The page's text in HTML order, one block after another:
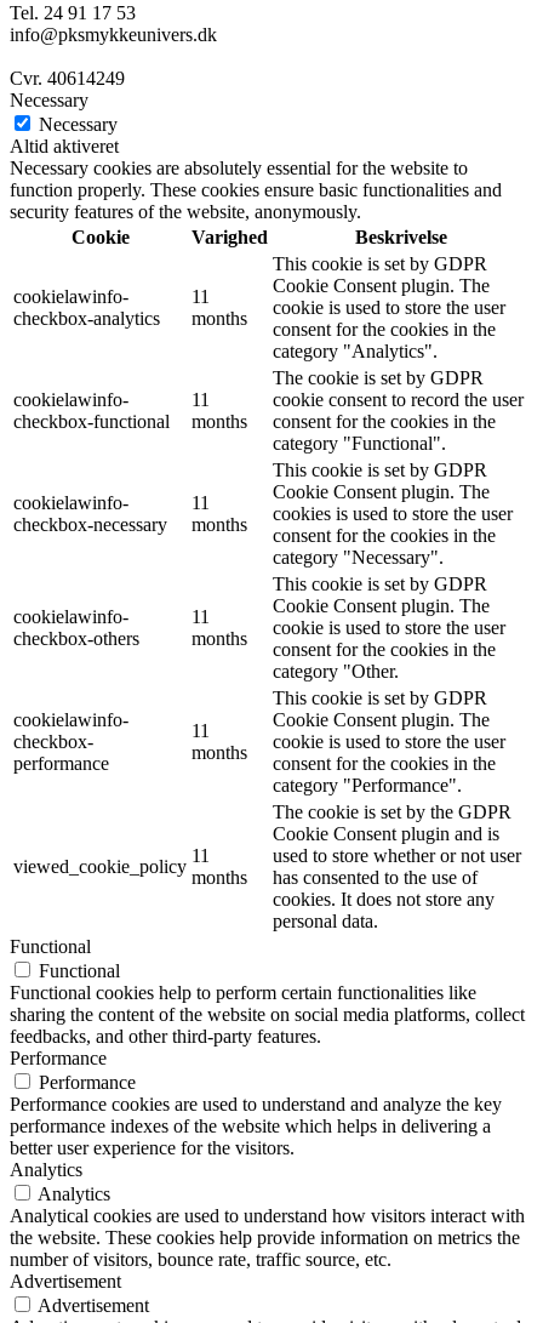
Tel. 24 91 17 53
info@pksmykkeunivers.dk
Cvr. 40614249
Necessary
Necessary
Altid aktiveret
Necessary cookies are absolutely essential for the website to
function properly. These cookies ensure basic functionalities and
security features of the website, anonymously.
Cookie
Varighed Beskrivelse
cookielawinfo-
checkbox-analytics
11
months
This cookie is set by GDPR
Cookie Consent plugin. The
cookie is used to store the user
consent for the cookies in the
category "Analytics".
cookielawinfo-
checkbox-functional
11
months
The cookie is set by GDPR
cookie consent to record the user
consent for the cookies in the
category "Functional".
cookielawinfo-
checkbox-necessary
11
months
This cookie is set by GDPR
Cookie Consent plugin. The
cookies is used to store the user
consent for the cookies in the
category "Necessary".
cookielawinfo-
checkbox-others
11
months
This cookie is set by GDPR
Cookie Consent plugin. The
cookie is used to store the user
consent for the cookies in the
category "Other.
cookielawinfo-
checkbox-
performance
11
months
This cookie is set by GDPR
Cookie Consent plugin. The
cookie is used to store the user
consent for the cookies in the
category "Performance".
viewed_cookie_policy
11
months
The cookie is set by the GDPR
Cookie Consent plugin and is
used to store whether or not user
has consented to the use of
cookies. It does not store any
personal data.
Functional
Functional
Functional cookies help to perform certain functionalities like
sharing the content of the website on social media platforms, collect
feedbacks, and other third-party features.
Performance
Performance
Performance cookies are used to understand and analyze the key
performance indexes of the website which helps in delivering a
better user experience for the visitors.
Analytics
Analytics
Analytical cookies are used to understand how visitors interact with
the website. These cookies help provide information on metrics the
number of visitors, bounce rate, traffic source, etc.
Advertisement
Advertisement